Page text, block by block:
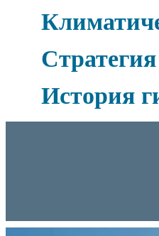
История